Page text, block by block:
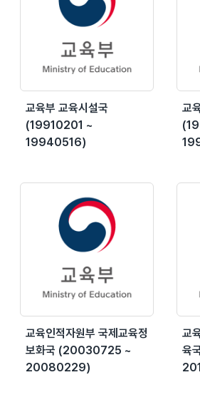
교육부 교육시설국
(19910201 ~
19940516)
교
교육인적자원부 국제교육정
보화국 (20030725 ~
20080229)
교
육